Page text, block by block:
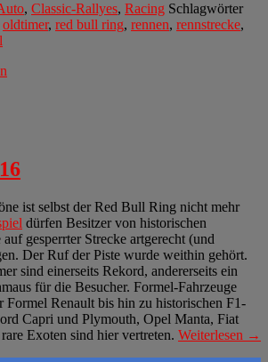
, Classic-Rallyes, Racing Schlagwörter
oldtimer, red bull ring, rennen, rennstrecke,
ist selbst der Red Bull Ring nicht mehr
dürfen Besitzer von historischen
gesperrter Strecke artgerecht (und
Der Ruf der Piste wurde weithin gehört.
sind einerseits Rekord, andererseits ein
für die Besucher. Formel-Fahrzeuge
Formel Renault bis hin zu historischen F1-
Capri und Plymouth, Opel Manta, Fiat
Exoten sind hier vertreten. Weiterlesen →